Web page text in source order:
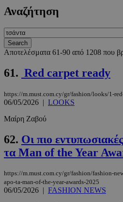
Αναζήτηση
Αποτελέσματα 61-90 από 1208 που
61. Red carpet ready
https://m.must.com.cy/gr/fashion/looks/1-
06/05/2026 | LOOKS
Μαίρη Ζαβού
62. Οι πιο
τα Man of the Year
https://m.must.com.cy/gr/fashion/fashion-
apo-ta-man-of-the-year-awards-2025
06/05/2026 | FASHION NEWS